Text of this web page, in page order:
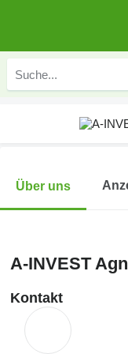
Über uns
A-INVEST
Kontakt